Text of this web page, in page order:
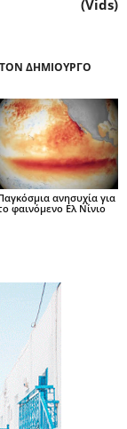
(Vids)
ΔΗΜΙΟΥΡΓΟ
ανησυχία για
φαινόμενο Ελ Νίνιο